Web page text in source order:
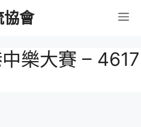
協會 選
單
樂大賽 – 4617